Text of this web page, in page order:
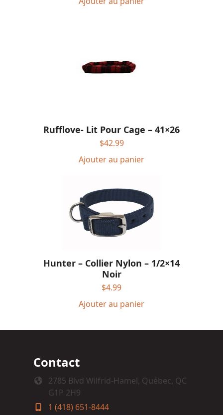
Rufflove- Lit Pour Cage – 41×26
$42.99
Ajouter au panier
Hunter – Collier Nylon – 1/2×14
Noir
$4.99
Ajouter au panier
Contact
2785 Blvd Wilfrid-Hamel, Québec, QC
G1P 2H9
1 (418) 651-8444